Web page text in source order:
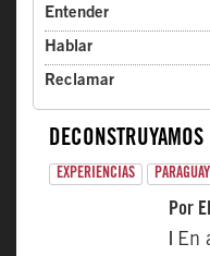
Entender
Hablar
Reclamar
EXPERIENCIAS PARAGUAY
Por
| En